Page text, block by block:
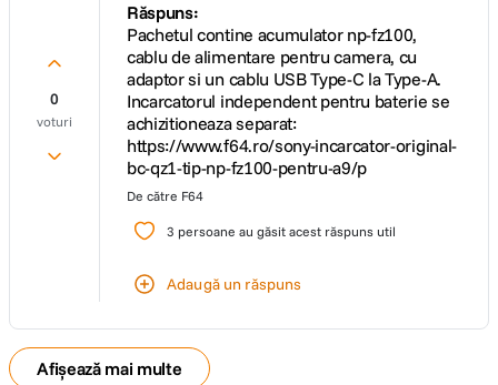
Harta de focalizare pentru vizualizarea adancimii campului
functie a hartii de focalizare va permite sa vizualizati cu usurinta
adancimea campului atunci cand fotografiati. In timpul utilizarii,
al vizualizarii in timp real, ca sa puteti vedea cu usurinta ce zone sunt
focalizate si ce zone nu sunt focalizate.
0
voturi
Răspuns:
Pachetul contine acumulator np-fz100,
cablu de alimentare pentru camera, cu
adaptor si un cablu USB Type-C la Type-A.
Incarcatorul independent pentru baterie se
achizitioneaza separat:
https://www.f64.ro/sony-incarcator-original-
bc-qz1-tip-np-fz100-pentru-a9/p
De către F64
3 persoane au găsit acest răspuns util
Adaugă un răspuns
Afișează mai multe